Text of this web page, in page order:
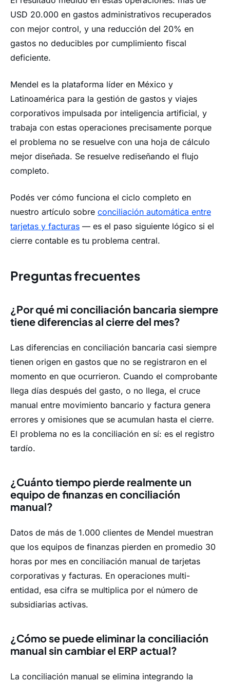
USD 20.000 en gastos administrativos recuperados
con mejor control, y una reducción del 20% en
gastos no deducibles por cumplimiento fiscal
deficiente.
Mendel es la plataforma líder en México y
Latinoamérica para la gestión de gastos y viajes
corporativos impulsada por inteligencia artificial, y
trabaja con estas operaciones precisamente porque
el problema no se resuelve con una hoja de cálculo
mejor diseñada. Se resuelve rediseñando el flujo
completo.
Podés ver cómo funciona el ciclo completo en
nuestro artículo sobre conciliación automática entre
tarjetas y facturas — es el paso siguiente lógico si el
cierre contable es tu problema central.
Preguntas frecuentes
¿Por qué mi conciliación bancaria siempre
tiene diferencias al cierre del mes?
Las diferencias en conciliación bancaria casi siempre
tienen origen en gastos que no se registraron en el
momento en que ocurrieron. Cuando el comprobante
llega días después del gasto, o no llega, el cruce
manual entre movimiento bancario y factura genera
errores y omisiones que se acumulan hasta el cierre.
El problema no es la conciliación en sí: es el registro
tardío.
¿Cuánto tiempo pierde realmente un
equipo de finanzas en conciliación
manual?
Datos de más de 1.000 clientes de Mendel muestran
que los equipos de finanzas pierden en promedio 30
horas por mes en conciliación manual de tarjetas
corporativas y facturas. En operaciones multi-
entidad, esa cifra se multiplica por el número de
subsidiarias activas.
¿Cómo se puede eliminar la conciliación
manual sin cambiar el ERP actual?
La conciliación manual se elimina integrando la